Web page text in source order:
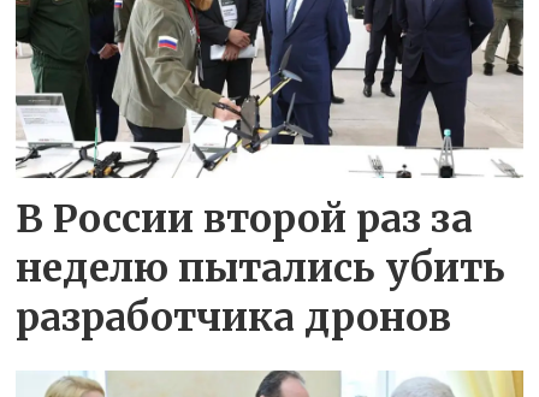
В России второй раз за
неделю пытались убить
разработчика дронов